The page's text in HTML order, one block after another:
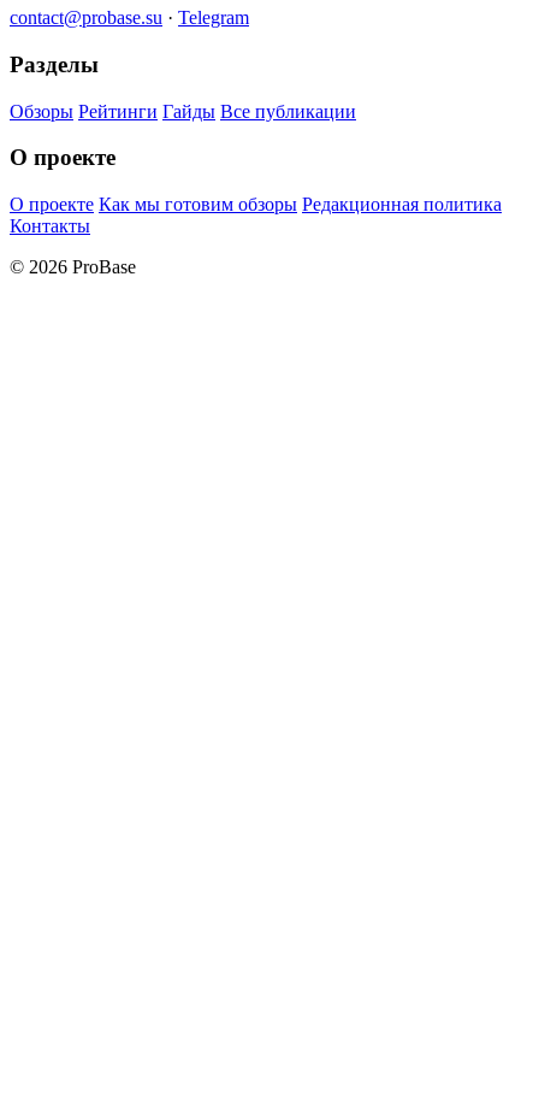
contact@probase.su · Telegram
Разделы
Обзоры Рейтинги Гайды Все публикации
О проекте
О проекте Как мы готовим обзоры Редакционная политика
Контакты
© 2026 ProBase